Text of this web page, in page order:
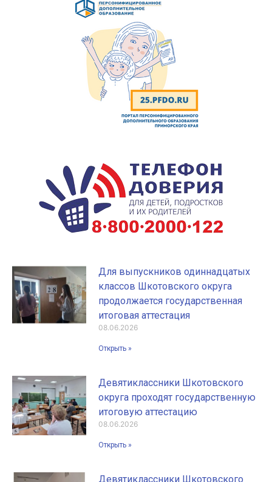
Для выпускников одиннадцатых
классов Шкотовского округа
продолжается государственная
итоговая аттестация
08.06.2026
Открыть »
Девятиклассники Шкотовского
округа проходят государственную
итоговую аттестацию
08.06.2026
Открыть »
Девятиклассники Шкотовского